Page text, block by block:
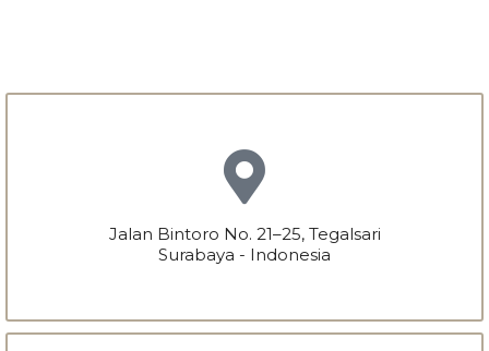
Jalan Bintoro No. 21–25, Tegalsari
Surabaya - Indonesia